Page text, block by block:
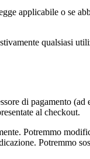
applicabile o se
qualsiasi
di pagamento (ad
al checkout.
Potremmo
Potremmo